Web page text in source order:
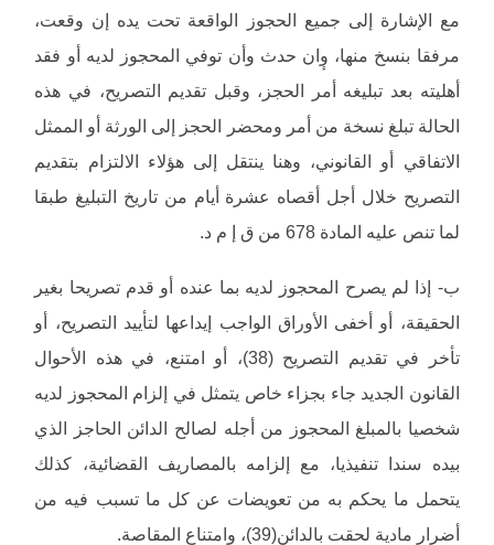
مع الإشارة إلى جميع الحجوز الواقعة تحت يده إن وقعت،
مرفقا بنسخ منها، وٕان حدث وأن توفي المحجوز لديه أو فقد
أهليته بعد تبليغه أمر الحجز، وقبل تقديم التصريح، في هذه
الحالة تبلغ نسخة من أمر ومحضر الحجز إلى الورثة أو الممثل
الاتفاقي أو القانوني، وهنا ينتقل إلى هؤلاء الالتزام بتقديم
التصريح خلال أجل أقصاه عشرة أيام من تاريخ التبليغ طبقا
لما تنص عليه المادة 678 من ق إ م د.
ب- إذا لم يصرح المحجوز لديه بما عنده أو قدم تصريحا بغير
الحقيقة، أو أخفى الأوراق الواجب إيداعها لتأييد التصريح، أو
تأخر في تقديم التصريح (38)، أو امتنع، في هذه الأحوال
القانون الجديد جاء بجزاء خاص يتمثل في إلزام المحجوز لديه
شخصيا بالمبلغ المحجوز من أجله لصالح الدائن الحاجز الذي
بيده سندا تنفيذيا، مع إلزامه بالمصاريف القضائية، كذلك
يتحمل ما يحكم به من تعويضات عن كل ما تسبب فيه من
أضرار مادية لحقت بالدائن(39)، وٕامتناع المقاصة.